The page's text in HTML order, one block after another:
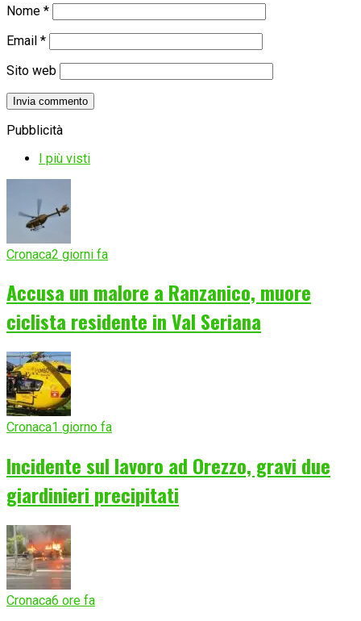
Nome *
Email *
Sito web
Pubblicità
I più visti
Cronaca2 giorni fa
Accusa un malore a Ranzanico, muore
ciclista residente in Val Seriana
Cronaca1 giorno fa
Incidente sul lavoro ad Orezzo, gravi due
giardinieri precipitati
Cronaca6 ore fa